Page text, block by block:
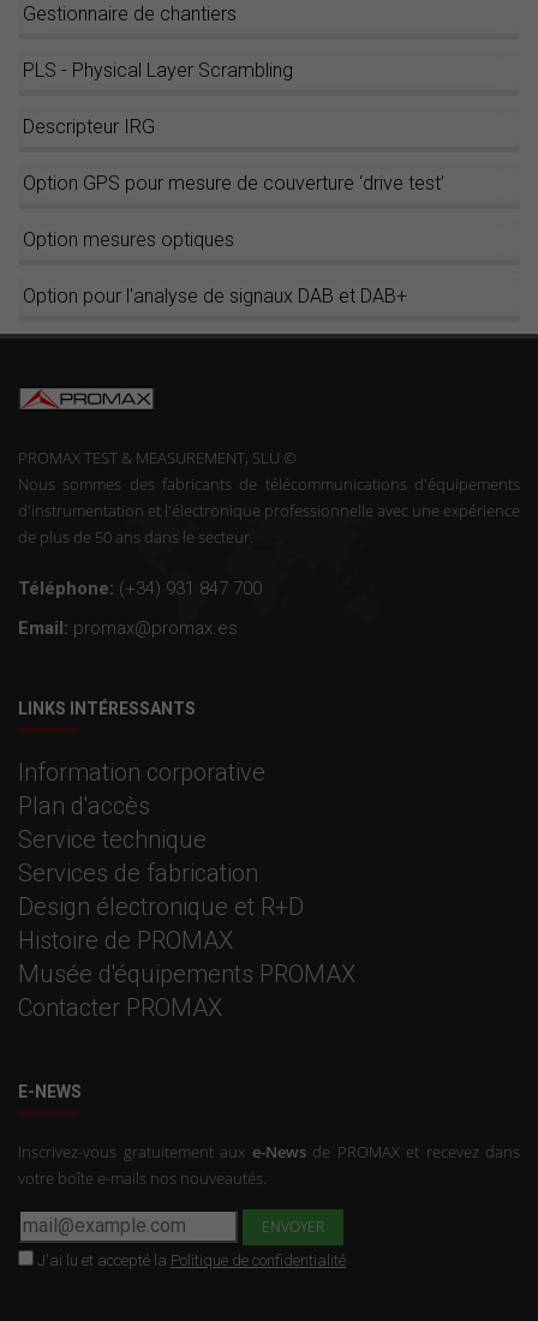
Gestionnaire de chantiers
PLS - Physical Layer Scrambling
Descripteur IRG
Option GPS pour mesure de couverture ‘drive test’
Option mesures optiques
Option pour l'analyse de signaux DAB et DAB+
PROMAX TEST & MEASUREMENT, SLU ©
Nous sommes des fabricants de télécommunications d'équipements
d'instrumentation et l'électronique professionnelle avec une expérience
de plus de 50 ans dans le secteur.
Téléphone: (+34) 931 847 700
Email: promax@promax.es
LINKS INTÉRESSANTS
Information corporative
Plan d'accès
Service technique
Services de fabrication
Design électronique et R+D
Histoire de PROMAX
Musée d'équipements PROMAX
Contacter PROMAX
E-NEWS
Inscrivez-vous gratuitement aux e-Newsde PROMAX et recevez dans
votre boîte e-mails nos nouveautés.
J'ai lu et accepté la Politique de confidentialité